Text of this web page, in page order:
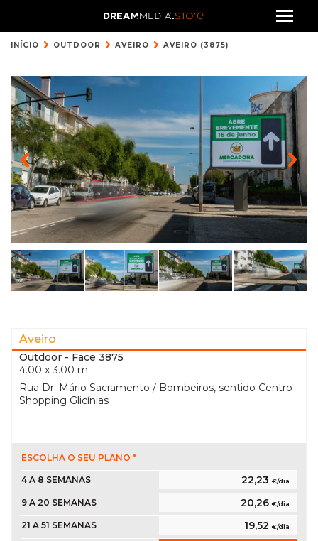
INÍCIO OUTDOOR AVEIRO AVEIRO (3875)
Aveiro
Outdoor - Face 3875
4.00 x 3.00 m
Rua Dr. Mário Sacramento / Bombeiros, sentido Centro -
Shopping Glicínias
ESCOLHA O SEU PLANO *
4 A 8 SEMANAS 22,23 €/dia
9 A 20 SEMANAS 20,26 €/dia
21 A 51 SEMANAS 19,52 €/dia